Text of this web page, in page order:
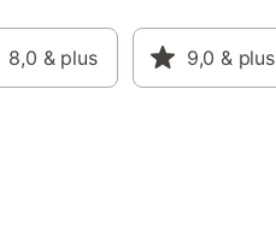
8,0 & plus 9,0 & plus